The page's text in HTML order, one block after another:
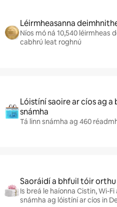
Léirmheasanna
Níos mó ná 10,540 léirmheas
cabhrú leat roghnú
Lóistíní saoire ar cíos ag a
snámha
Tá linn snámha ag 460
Saoráidí a bhfuil tóir orthu
Is breá le haíonna Cistin, Wi-Fi
snámha ag lóistíní ar cíos in